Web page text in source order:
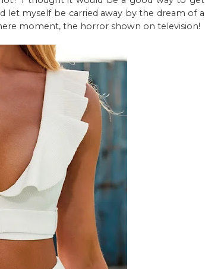
let myself be carried away by the dream of a
moment, the horror shown on television!